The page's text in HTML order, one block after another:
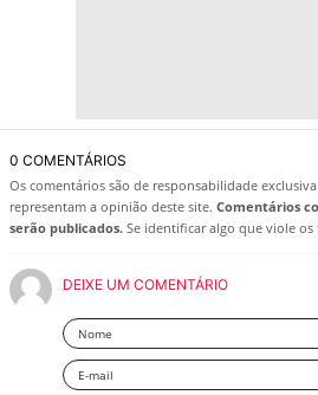
0 COMENTÁRIOS
Os comentários são de responsabilidade
representam a opinião deste site. Comentários
serão publicados. Se identificar algo que viole
DEIXE UM COMENTÁRIO
Nome
Email